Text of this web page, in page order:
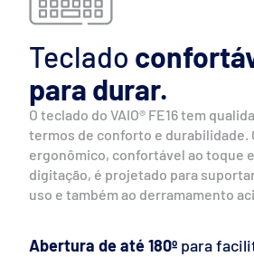
Teclado
para durar.
O teclado do VAIO® FE16 tem
termos de conforto e durabilidade.
ergonômico, confortável ao toque
digitação, é projetado para
uso e também ao derramamento
Abertura de até 180º para